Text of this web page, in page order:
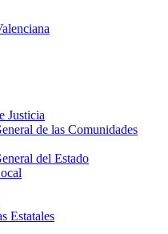
Justicia
de las Comunidades
del Estado
Estatales